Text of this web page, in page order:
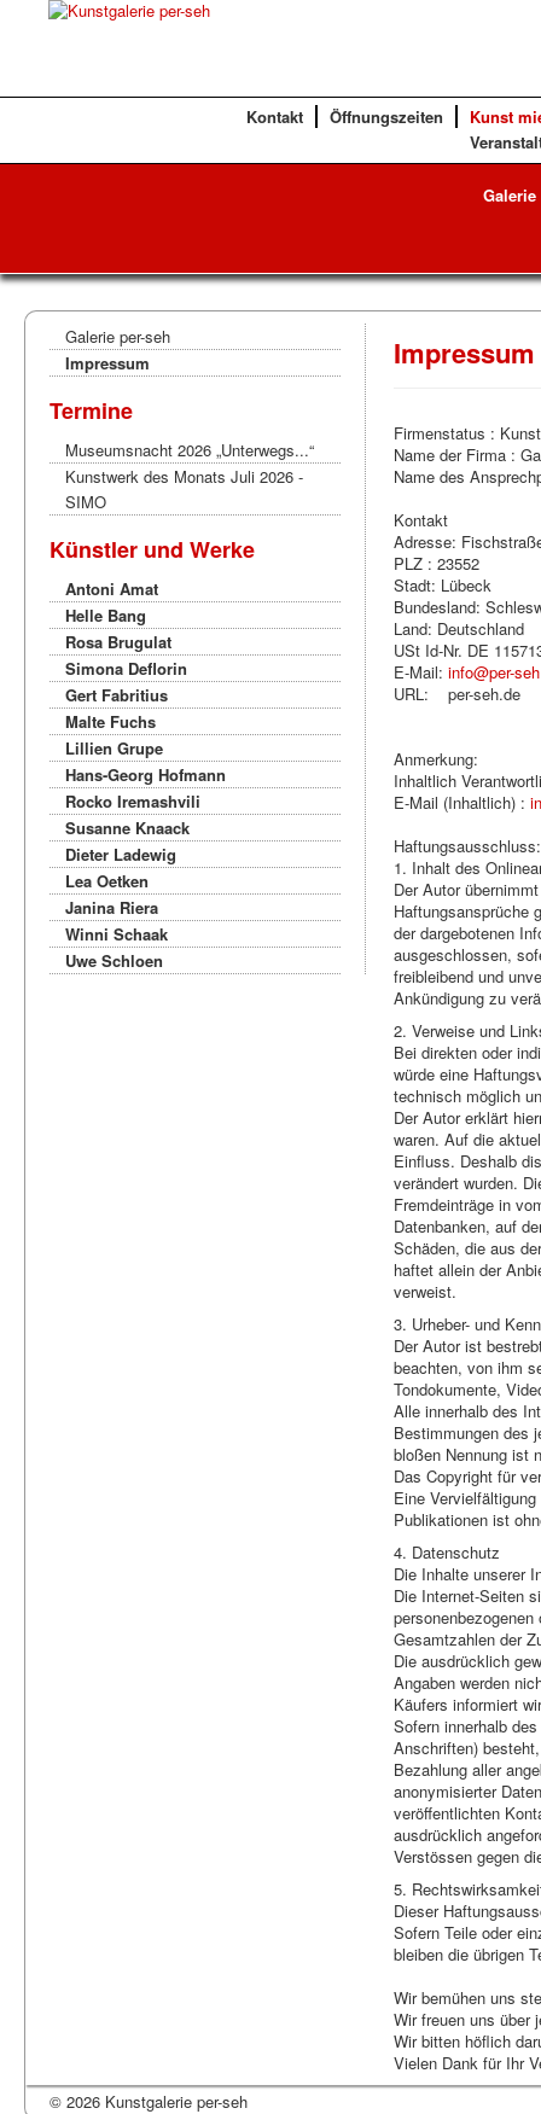
Kontakt Öffnungszeiten
Kunst
Galerie per-seh
Impressum
Termine
Museumsnacht 2026 „Unterwegs...“
Kunstwerk des Monats Juli 2026 -
SIMO
Künstler und Werke
Antoni Amat
Helle Bang
Rosa Brugulat
Simona Deflorin
Gert Fabritius
Malte Fuchs
Lillien Grupe
Hans-Georg Hofmann
Rocko Iremashvili
Susanne Knaack
Dieter Ladewig
Lea Oetken
Janina Riera
Winni Schaak
Uwe Schloen
Impressum
Firmenstatus :
Name der Firma :
Name des
Kontakt
Adresse:
PLZ : 23552
Stadt: Lübeck
Bundesland:
Land: Deutschland
USt Id-Nr. DE
E-Mail:info@per-
URL: per-seh.de
Anmerkung:
Inhaltlich
E-Mail (Inhaltlich) :
Haftungsausschluss:
1. Inhalt des
Der Autor
Haftungsansprüche
der dargebotenen
ausgeschlossen,
freibleibend und
Ankündigung zu
2. Verweise und
Bei direkten oder
würde eine
technisch möglich
Der Autor erklärt
waren. Auf die
Einfluss. Deshalb
verändert wurden.
Fremdeinträge in
Datenbanken, auf
Schäden, die aus
haftet allein der
verweist.
3. Urheber- und
Der Autor ist
beachten, von ihm
Tondokumente,
Alle innerhalb des
Bestimmungen des
bloßen Nennung ist
Das Copyright für
Eine
Publikationen ist
4. Datenschutz
Die Inhalte unserer
Die Internet-Seiten
Gesamtzahlen der
Die ausdrücklich
Angaben werden
Käufers informiert
Sofern innerhalb
Anschriften)
Bezahlung aller
anonymisierter
veröffentlichten
ausdrücklich
Verstössen gegen
5.
Dieser
Sofern Teile oder
bleiben die übrigen
Wir bemühen uns
Wir freuen uns über
Wir bitten höflich
Vielen Dank für Ihr
© 2026 Kunstgalerie per-seh